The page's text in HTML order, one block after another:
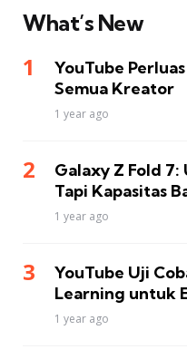
What’s New
YouTube
Semua Kreator
1 year ago
Galaxy Z Fold
Tapi Kapasitas
1 year ago
YouTube Uji
Learning untuk
1 year ago